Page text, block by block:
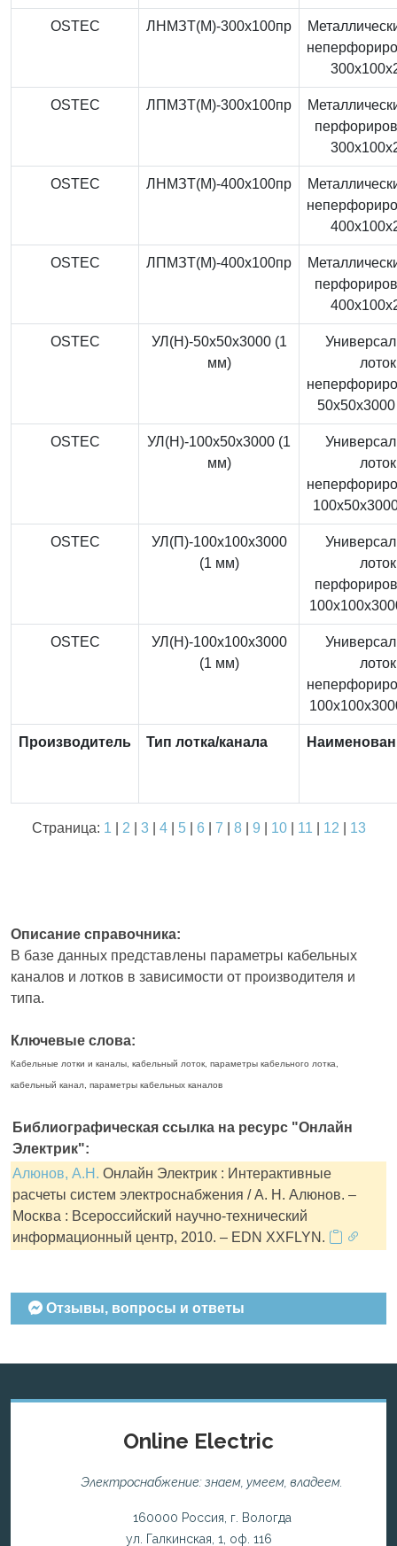
OSTEC ЛНМЗТ(М)-300x100пр
OSTEC ЛПМЗТ(М)-300x100пр
OSTEC ЛНМЗТ(М)-400x100пр
OSTEC ЛПМЗТ(М)-400x100пр
OSTEC
УЛ(Н)-50x50x3000 (1
мм)
лоток
OSTEC
УЛ(Н)-100x50x3000 (1
мм)
лоток
OSTEC
УЛ(П)-100x100x3000
(1 мм)
лоток
OSTEC
УЛ(Н)-100x100x3000
(1 мм)
лоток
Производитель Тип лотка/канала
Страница: 1 2 3| 4| 5| 6 7 8| 9 10| 11 12 13
Описание справочника:
В базе данных представлены параметры кабельных
каналов и лотков в зависимости от производителя и
типа.
Ключевые слова:
Кабельные лотки и каналы, кабельный лоток, параметры кабельного лотка,
кабельный канал, параметры кабельных каналов
Библиографическая ссылка на ресурс "Онлайн
Электрик":
Алюнов, А.Н. Онлайн Электрик : Интерактивные
расчеты систем электроснабжения / А. Н. Алюнов. –
Москва : Всероссийский научно-технический
информационный центр, 2010. – EDN XXFLYN.
Отзывы, вопросы и ответы
Online Electric
Электроснабжение: знаем, умеем, владеем.
160000 Россия, г. Вологда
ул. Галкинская, 1, оф. 116